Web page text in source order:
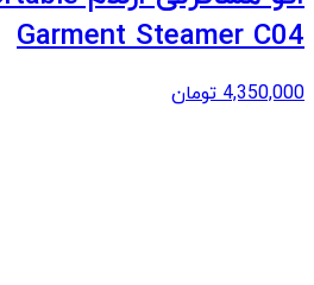
Garment Steamer C04
4,350,000 تومان